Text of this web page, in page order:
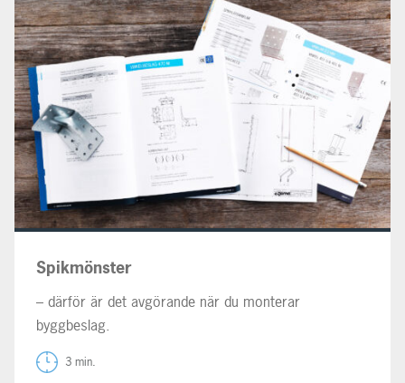
Spikmönster
– därför är det avgörande när du monterar
byggbeslag.
3 min.